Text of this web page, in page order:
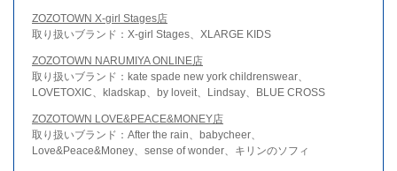
ZOZOTOWN X-girl Stages店
取り扱いブランド：X-girl Stages、XLARGE KIDS
ZOZOTOWN NARUMIYA ONLINE店
取り扱いブランド：kate spade new york childrenswear、
LOVETOXIC、kladskap、by loveit、Lindsay、BLUE CROSS
ZOZOTOWN LOVE&PEACE&MONEY店
取り扱いブランド：After the rain、babycheer、
Love&Peace&Money、sense of wonder、キリンのソフィ